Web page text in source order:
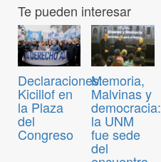
Te pueden interesar
Declaraciones:
Kicillof en
la Plaza
del
Congreso
Memoria,
Malvinas y
democracia:
la UNM
fue sede
del